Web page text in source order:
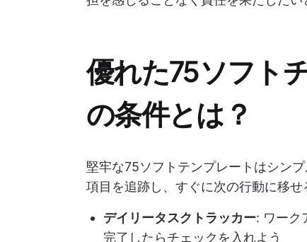
優れた75ソフト
の条件とは？
堅牢な75ソフトテンプレートはシン
項目を追跡し、すぐに次の行動に移せ
デイリータスクトラッカー: ワーク
完了したらチェックを入れよう